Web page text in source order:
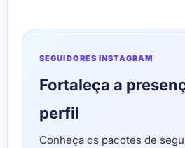
SEGUIDORES INSTAGRAM
Fortaleça a
perfil
Conheça os pacotes de